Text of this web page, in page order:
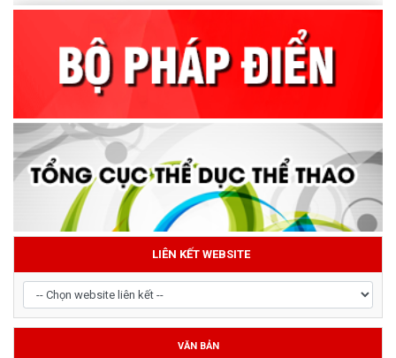
LIÊN KẾT WEBSITE
VĂN BẢN